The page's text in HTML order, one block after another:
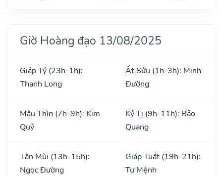
Giờ Hoàng đạo 13/08/2025
Giáp Tý (23h-1h):
Thanh Long
Ất Sửu (1h-3h): Minh
Đường
Mậu Thìn (7h-9h): Kim
Quỹ
Kỷ Tị (9h-11h): Bảo
Quang
Tân Mùi (13h-15h):
Ngọc Đường
Giáp Tuất (19h-21h):
Tư Mệnh